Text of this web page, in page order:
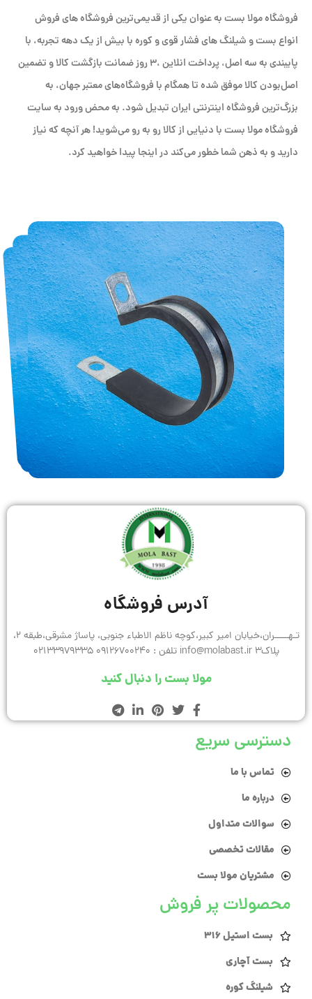
فروشگاه مولا بست به عنوان یکی از قدیمی‌ترین فروشگاه های فروش
انواع بست و شیلنگ های فشار قوی و کوره با بیش از یک دهه تجربه، با
پایبندی به سه اصل، پرداخت انلاین ،۳ روز ضمانت بازگشت کالا و تضمین
اصل‌بودن کالا موفق شده تا همگام با فروشگاه‌های معتبر جهان، به
بزرگ‌ترین فروشگاه اینترنتی ایران تبدیل شود. به محض ورود به سایت
فروشگاه مولا بست با دنیایی از کالا رو به رو می‌شوید! هر آنچه که نیاز
دارید و به ذهن شما خطور می‌کند در اینجا پیدا خواهید کرد.
آدرس فروشگاه
تـهـــــران،خیابان امیر کبیر،کوچه ناظم الاطباء جنوبی، پاساژ مشرقی،طبقه 2،
پلاک3 info@molabast.ir تلفن : 09126700240 02133979335
مولا بست را دنبال کنید
دسترسی سریع
تماس با ما
درباره ما
سوالات متداول
مقالات تخصصی
مشتریان مولا بست
محصولات پر فروش
بست استیل 316
بست آچاری
شیلنگ کوره